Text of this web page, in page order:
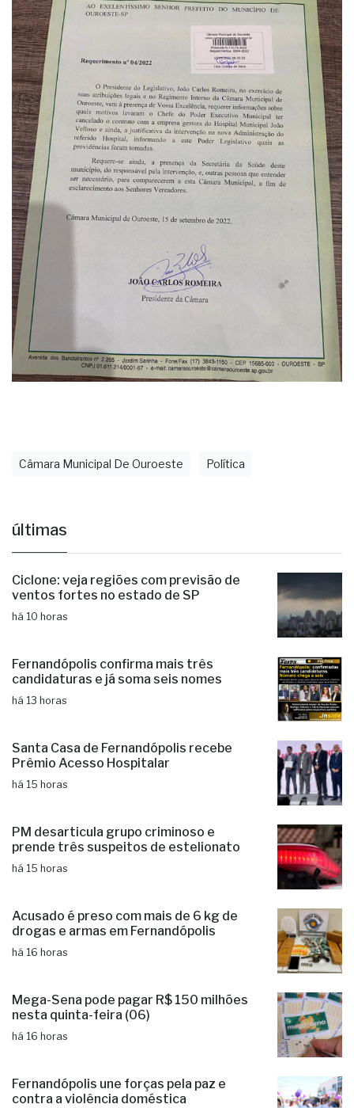
Câmara Municipal De Ouroeste Política
últimas
Ciclone: veja regiões com previsão de
ventos fortes no estado de SP
há 10 horas
Fernandópolis confirma mais três
candidaturas e já soma seis nomes
há 13 horas
Santa Casa de Fernandópolis recebe
Prêmio Acesso Hospitalar
há 15 horas
PM desarticula grupo criminoso e
prende três suspeitos de estelionato
há 15 horas
Acusado é preso com mais de 6 kg de
drogas e armas em Fernandópolis
há 16 horas
Mega-Sena pode pagar R$ 150 milhões
nesta quinta-feira (06)
há 16 horas
Fernandópolis une forças pela paz e
contra a violência doméstica